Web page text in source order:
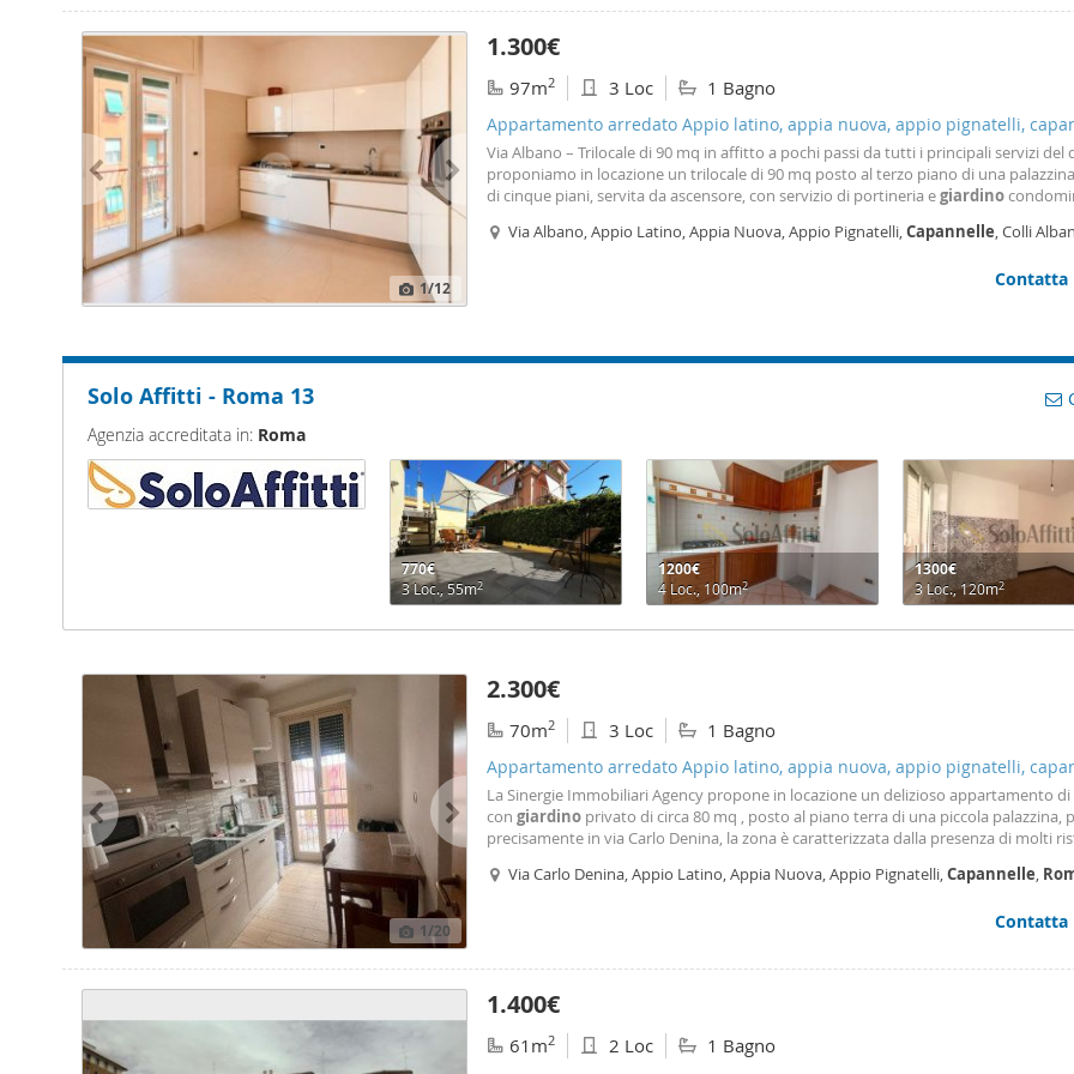
deposito oltre a mensilità entrante. Canone mensile € 950, Condominio 70 euro
2026. Massimo per una coppia --esclusivamente ad inquilini referenziati ed in
reddito documentato e proporzionato al canone richiesto. Le presenti informazioni
planimetrie sono meramente indicative e non costituiscono elementi contrattuali.
immagini dell'annuncio sono a scopo puramente illustrativo.
1/12
1.300€
97m2 3 Loc 1 Bagno
Appartamento arredato Appio latino, appia nuova, appio pignatelli,
Via Albano – Trilocale di 90 mq in affitto a pochi passi da tutti i principali servizi del
proponiamo in locazione un trilocale di 90 mq posto al terzo piano di una
di cinque piani, servita da ascensore, con servizio di portineria egiardino
cucina abitabile, camera
Via Albano, Appio Latino, Appia Nuova, Appio Pignatelli,Capannelle, Colli
Contatta
Solo Affitti - Roma 13
Agenzia accreditata in: Roma
770€
3 Loc., 55m2
1200€
4 Loc., 100m2
1300€
3 Loc., 120m2
1/20
2.300€
70m2 3 Loc 1 Bagno
Appartamento arredato Appio latino, appia nuova, appio pignatelli,
La Sinergie Immobiliari Agency propone in locazione un delizioso appartamento di
con giardino privato di circa 80 mq , posto al piano terra di una piccola palazzina,
precisamente in via Carlo Denina, la zona è caratterizzata dalla presenza di molti
linea a di Colli Albani
Via Carlo Denina, Appio Latino, Appia Nuova, Appio Pignatelli,Capannelle,
Contatta
1.400€
61m2 2 Loc 1 Bagno